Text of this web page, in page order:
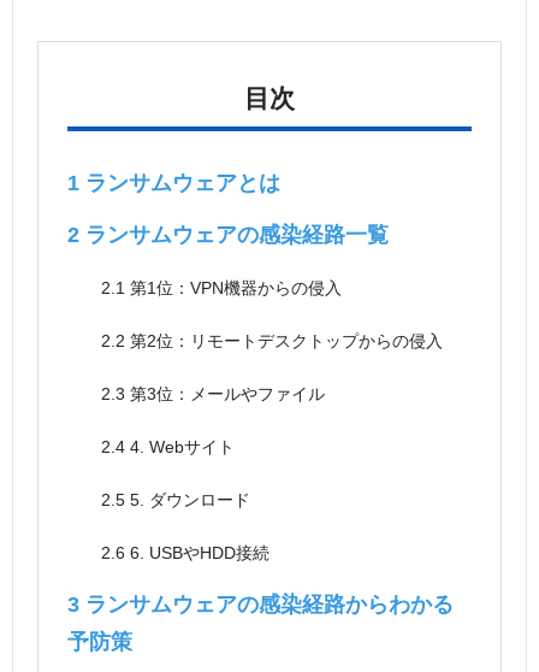
目次
1 ランサムウェアとは
2 ランサムウェアの感染経路一覧
2.1 第1位：VPN機器からの侵入
2.2 第2位：リモートデスクトップからの侵入
2.3 第3位：メールやファイル
2.4 4. Webサイト
2.5 5. ダウンロード
2.6 6. USBやHDD接続
3 ランサムウェアの感染経路からわかる
予防策